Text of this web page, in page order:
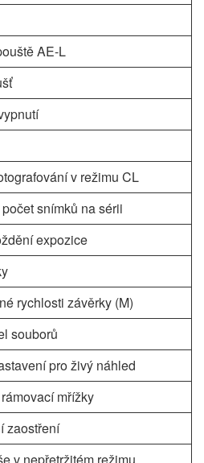
AE-L
v režimu CL
snímků na sérii
expozice
rychlosti závěrky (M)
souborů
pro živý náhled
mřížky
zaostření